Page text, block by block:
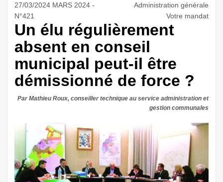
27/03/2024 MARS 2024 -
N°421
Administration générale
Votre mandat
Un élu régulièrement
absent en conseil
municipal peut-il être
démissionné de force ?
Par Mathieu Roux, conseiller technique au service administration et
gestion communales